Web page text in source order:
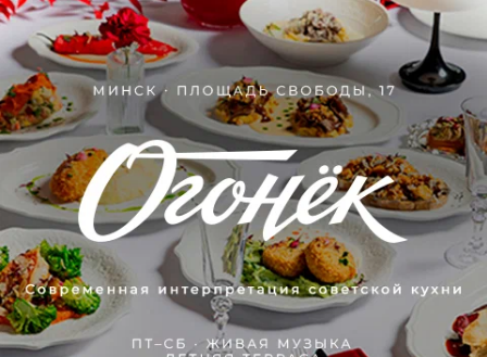
Блінцы з рыбай
Вегетарыянскiя блiнцы
Салодкiя блiнцы
Сырнікі